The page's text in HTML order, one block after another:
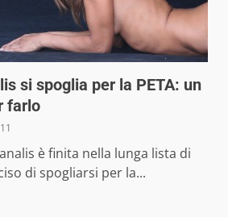
si spoglia per la PETA: un
farlo
è finita nella lunga lista di
di spogliarsi per la...